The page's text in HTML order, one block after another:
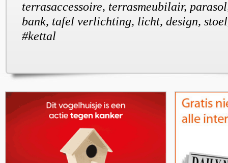
terrasaccessoire, terrasmeubilair,
bank, tafel verlichting, licht, design,
#kettal